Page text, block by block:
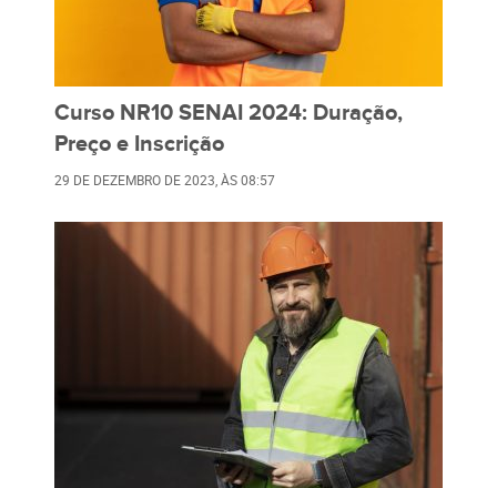
Curso NR10 SENAI 2024: Duração,
Preço e Inscrição
29 DE DEZEMBRO DE 2023, ÀS08:57